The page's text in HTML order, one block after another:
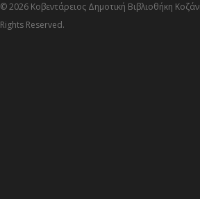
© 2026 Κοβεντάρειος Δημοτική Βιβλιοθήκη
Rights Reserved.